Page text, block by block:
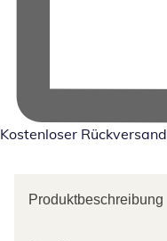
Kostenloser Rückversand
Produktbeschreibung